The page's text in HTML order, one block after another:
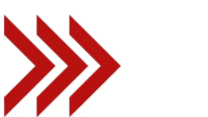
Карта событий
Трудовые конфликты
Отчеты
публикацию